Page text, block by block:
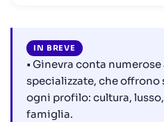
IN BREVE
• Ginevra conta
specializzate, che
ogni profilo: cultura,
famiglia.